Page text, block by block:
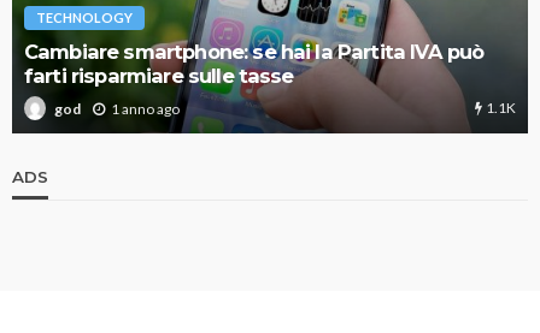
TECHNOLOGY
Cambiare smartphone: se hai la Partita IVA può
farti risparmiare sulle tasse
god 1 anno ago 1.1K
ADS